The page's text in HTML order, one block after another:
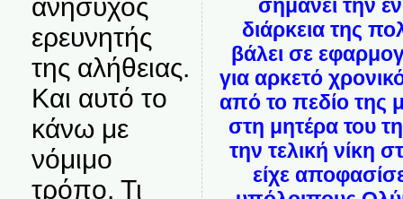
ανήσυχος
ερευνητής
της αλήθειας.
Και αυτό το
κάνω με
νόμιμο
τρόπο. Τι
σημάνει την
διάρκεια της
βάλει σε
για αρκετό
από το πεδίο της
στη μητέρα του
την τελική νίκη
είχε